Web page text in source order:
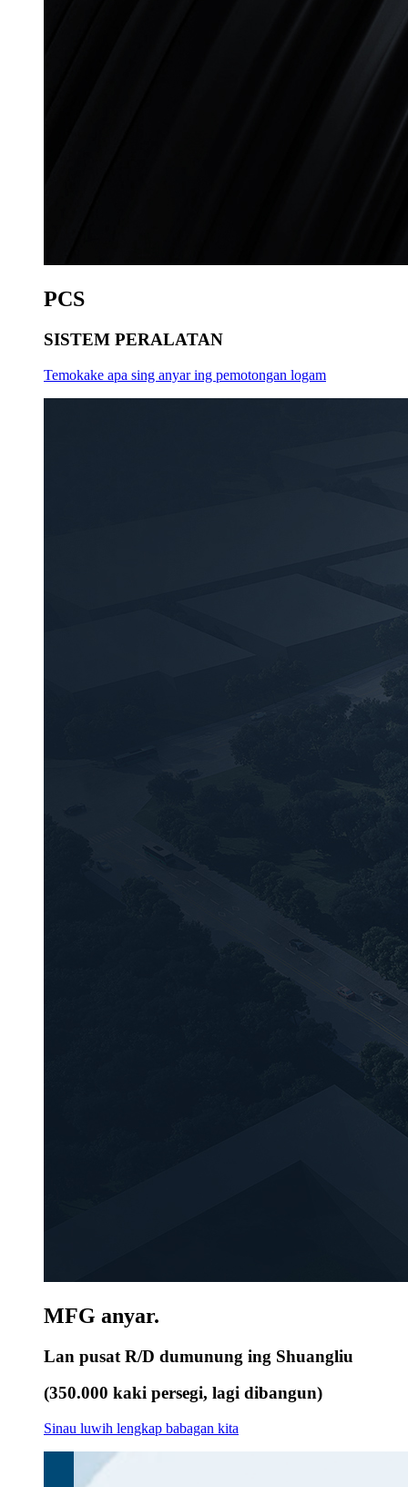
PCS
SISTEM PERALATAN
Temokake apa sing anyar ing pemotongan logam
MFG anyar.
Lan pusat R/D dumunung ing Shuangliu
(350.000 kaki persegi, lagi dibangun)
Sinau luwih lengkap babagan kita